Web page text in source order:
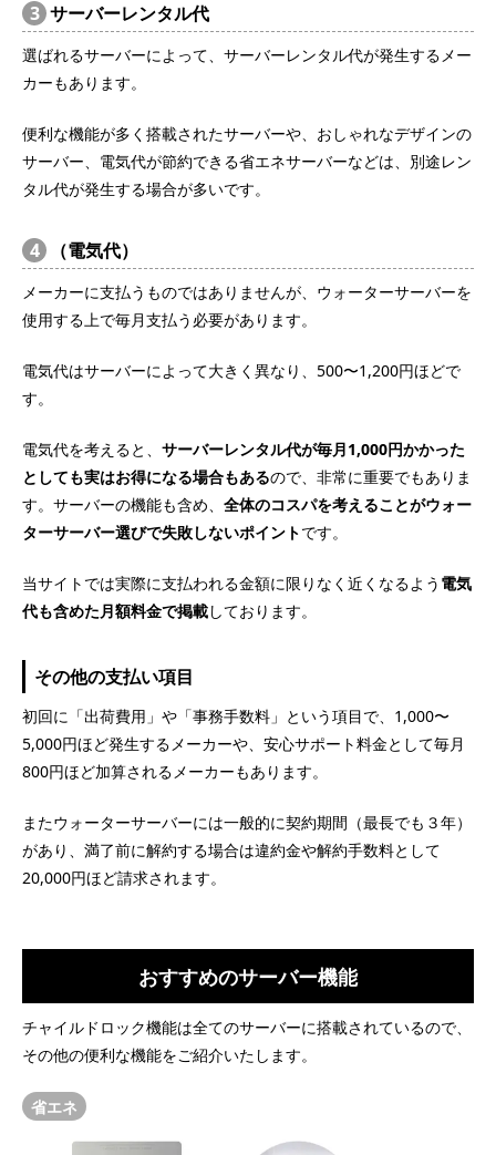
3 サーバーレンタル代
選ばれるサーバーによって、サーバーレンタル代が発生するメー
カーもあります。
便利な機能が多く搭載されたサーバーや、おしゃれなデザインの
サーバー、電気代が節約できる省エネサーバーなどは、別途レン
タル代が発生する場合が多いです。
4 （電気代）
メーカーに支払うものではありませんが、ウォーターサーバーを
使用する上で毎月支払う必要があります。
電気代はサーバーによって大きく異なり、500〜1,200円ほどで
す。
電気代を考えると、 サーバーレンタル代が毎月1,000円かかった
としても実はお得になる場合もあるので、非常に重要でもありま
す。サーバーの機能も含め、 全体のコスパを考えることがウォー
ターサーバー選びで失敗しないポイントです。
当サイトでは実際に支払われる金額に限りなく近くなるよう 電気
代も含めた月額料金で掲載しております。
その他の支払い項目
初回に「出荷費用」や「事務手数料」という項目で、1,000〜
5,000円ほど発生するメーカーや、安心サポート料金として毎月
800円ほど加算されるメーカーもあります。
またウォーターサーバーには一般的に契約期間（最長でも３年）
があり、満了前に解約する場合は違約金や解約手数料として
20,000円ほど請求されます。
おすすめのサーバー機能
チャイルドロック機能は全てのサーバーに搭載されているので、
その他の便利な機能をご紹介いたします。
省エネ